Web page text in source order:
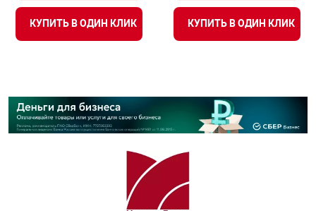
КУПИТЬ В ОДИН КЛИК КУПИТЬ В ОДИН КЛИК